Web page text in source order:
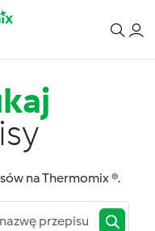
na Thermomix ®.